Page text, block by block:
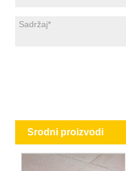
Srodni proizvodi